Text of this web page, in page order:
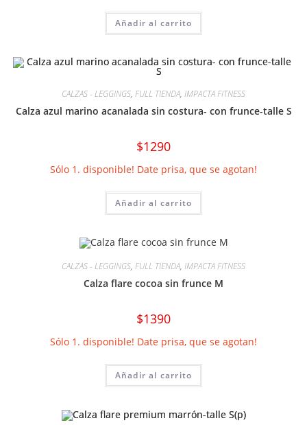
Añadir al carrito
CALZAS - LEGGINGS, FULL TIENDA, IMPACTA FITNESS
Calza azul marino acanalada sin costura- con frunce-talle S
$1290
Sólo 1. disponible! Date prisa, que se agotan!
Añadir al carrito
CALZAS - LEGGINGS, FULL TIENDA, IMPACTA FITNESS
Calza flare cocoa sin frunce M
$1390
Sólo 1. disponible! Date prisa, que se agotan!
Añadir al carrito